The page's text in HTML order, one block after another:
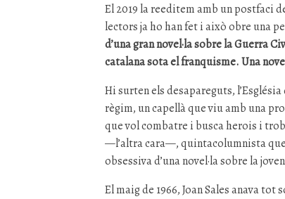
El 2019 la reeditem amb un postfaci
lectors ja ho han fet i això obre una
d’una gran novel·la sobre la Guerra
catalana sota el franquisme. Una
Hi surten els desapareguts,
règim, un capellà que viu amb una
que vol combatre i busca herois i
—l’altra cara—, quintacolumnista
obsessiva d’una novel·la sobre la
El maig de 1966, Joan Sales anava